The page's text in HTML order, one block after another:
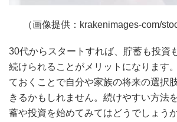
（画像提供：krakenimages-com/
30代からスタートすれば、貯蓄も投資
続けられることがメリットになります
ておくことで自分や家族の将来の選択
きるかもしれません。続けやすい方法
蓄や投資を始めてみてはどうでしょう